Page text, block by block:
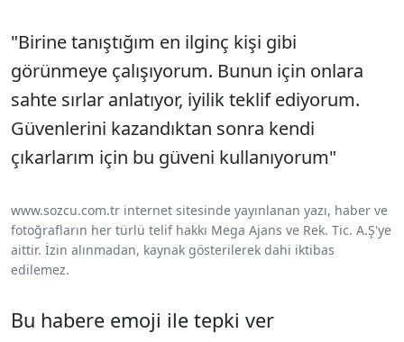
"Birine tanıştığım en ilginç kişi gibi
görünmeye çalışıyorum. Bunun için onlara
sahte sırlar anlatıyor, iyilik teklif ediyorum.
Güvenlerini kazandıktan sonra kendi
çıkarlarım için bu güveni kullanıyorum"
www.sozcu.com.tr internet sitesinde yayınlanan yazı, haber ve
fotoğrafların her türlü telif hakkı Mega Ajans ve Rek. Tic. A.Ş'ye
aittir. İzin alınmadan, kaynak gösterilerek dahi iktibas
edilemez.
Bu habere emoji ile tepki ver